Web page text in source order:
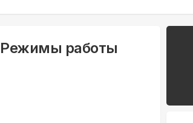
Режимы работы